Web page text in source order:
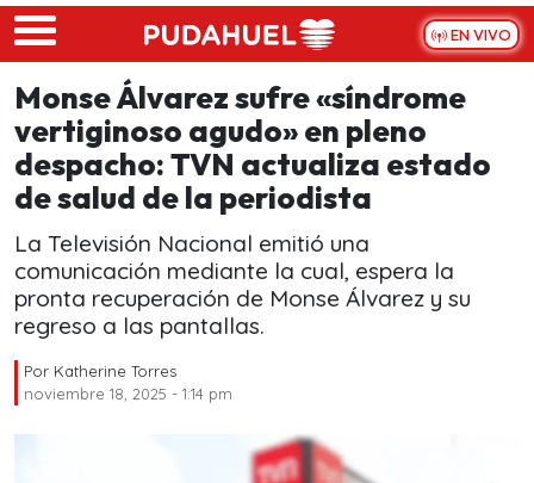
Skip to main content
EN VIVO
Monse Álvarez sufre «síndrome
vertiginoso agudo» en pleno
despacho: TVN actualiza estado
de salud de la periodista
La Televisión Nacional emitió una
comunicación mediante la cual, espera la
pronta recuperación de Monse Álvarez y su
regreso a las pantallas.
Por Katherine Torres
noviembre 18, 2025 - 1:14 pm